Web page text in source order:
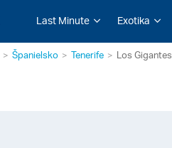
Last Minute Exotika
Španielsko Tenerife Los Gigantes